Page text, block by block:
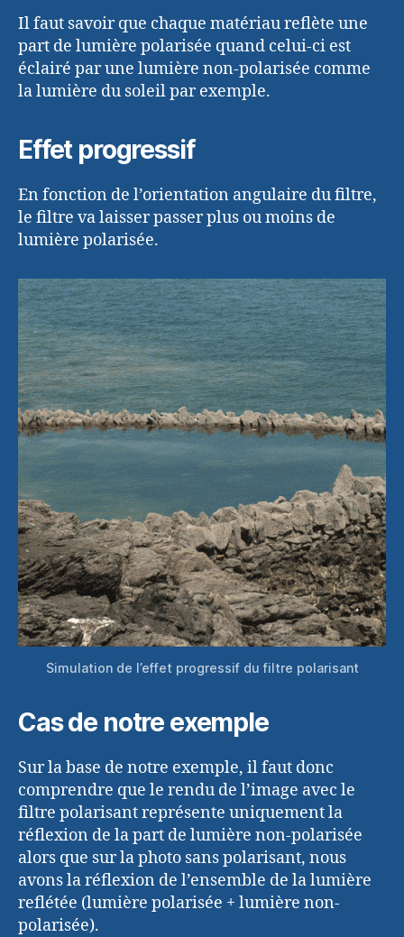
Il faut savoir que chaque matériau reflète une
part de lumière polarisée quand celui-ci est
éclairé par une lumière non-polarisée comme
la lumière du soleil par exemple.
Effet progressif
En fonction de l’orientation angulaire du filtre,
le filtre va laisser passer plus ou moins de
lumière polarisée.
Simulation de l’effet progressif du filtre polarisant
Cas de notre exemple
Sur la base de notre exemple, il faut donc
comprendre que le rendu de l’image avec le
filtre polarisant représente uniquement la
réflexion de la part de lumière non-polarisée
alors que sur la photo sans polarisant, nous
avons la réflexion de l’ensemble de la lumière
reflétée (lumière polarisée + lumière non-
polarisée).